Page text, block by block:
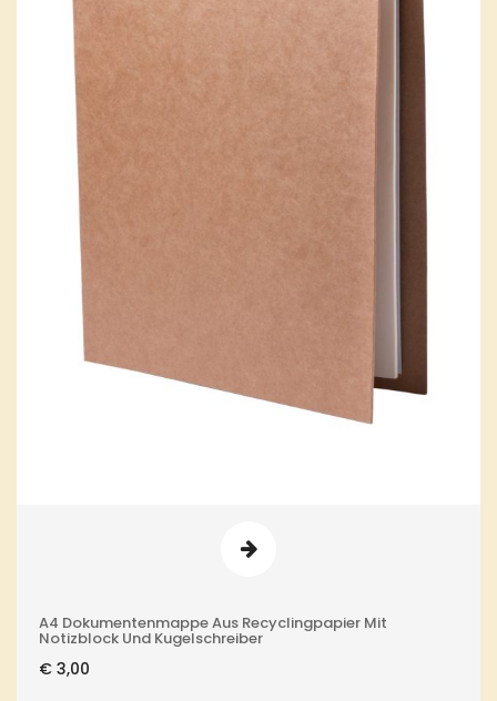
A4 Dokumentenmappe Aus Recyclingpapier Mit
Notizblock Und Kugelschreiber
€ 3,00